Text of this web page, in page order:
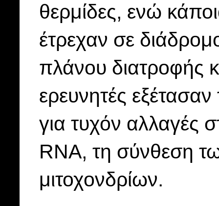
θερμίδες, ενώ
έτρεχαν σε
πλάνου διατροφής
ερευνητές
για τυχόν αλλαγές
RNA, τη σύνθεση
μιτοχονδρίων.